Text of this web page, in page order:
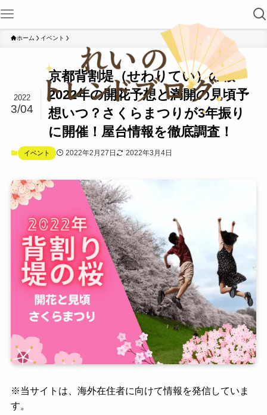
ホーム イベント
京都背割堤（せわりてい）の桜
2022年の開花予想と満開の見頃予
想いつ？さくらまつりが3年振り
に開催！屋台情報を徹底調査！
2022
3/04
イベント 2022年2月27日 2022年3月4日
※当サイトは、海外在住者に向けて情報を発信していま
す。